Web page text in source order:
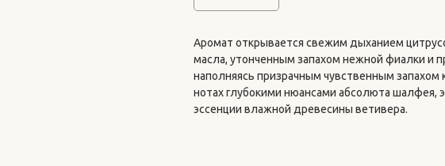
Аромат открывается свежим дыханием
масла, утонченным запахом нежной фиалки и
наполняясь призрачным чувственным
нотах глубокими нюансами абсолюта шалфея,
эссенции влажной древесины ветивера.